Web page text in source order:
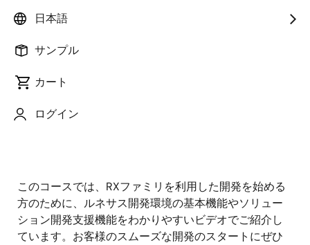
日本語
サンプル
カート
ログイン
ページセクションへ移動：
このコースでは、RXファミリを利用した開発を始める
方のために、ルネサス開発環境の基本機能やソリュー
ション開発支援機能をわかりやすいビデオでご紹介し
ています。お客様のスムーズな開発のスタートにぜひ